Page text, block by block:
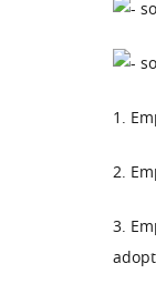
1.
2.
3.